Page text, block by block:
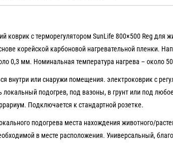
коврик с терморегулятором SunLife 800×500 Reg
корейской карбоновой нагревательной пленки.
0,3 мм. Номинальная температура нагрева – около
внутри или снаружи помещения. электроковрик с
локальный подогрев, под вазоны, в грунт или под
Подключается к стандартной розетке.
подогрева места нахождения животного/
в месте расположения. Универсальный,